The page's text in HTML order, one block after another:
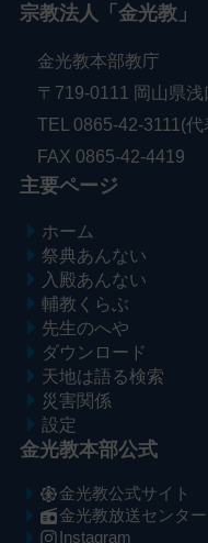
宗教法人「金光教」
金光教本部教庁
〒719-0111 岡山県
TEL 0865-42-3111(代
FAX 0865-42-4419
主要ページ
ホーム
祭典あんない
入殿あんない
輔教くらぶ
先生のへや
ダウンロード
天地は語る検索
災害関係
設定
金光教本部公式
金光教公式サイト
金光教放送センター
Instagram